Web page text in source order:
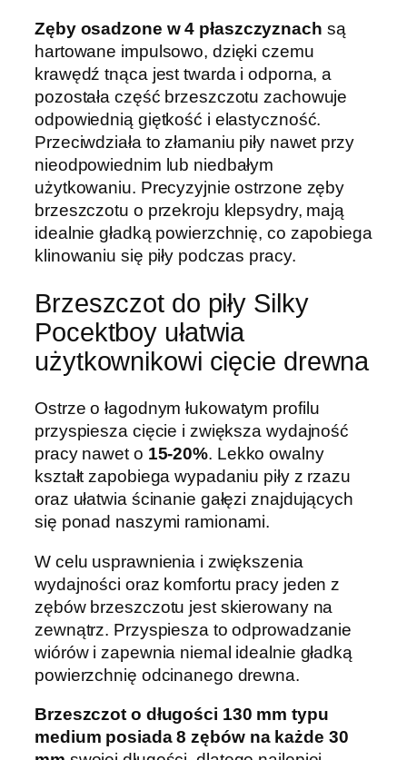
l
k
y
P
o
c
k
e
t
b
o
C
u
r
v
1
3
0
-
8
Zęby osadzone w 4 płaszczyznach są
hartowane impulsowo, dzięki czemu
krawędź tnąca jest twarda i odporna, a
pozostała część brzeszczotu zachowuje
odpowiednią giętkość i elastyczność.
Przeciwdziała to złamaniu piły nawet przy
nieodpowiednim lub niedbałym
użytkowaniu. Precyzyjnie ostrzone zęby
brzeszczotu o przekroju klepsydry, mają
idealnie gładką powierzchnię, co zapobiega
klinowaniu się piły podczas pracy.
Brzeszczot do piły Silky
Pocektboy ułatwia
użytkownikowi cięcie drewna
Ostrze o łagodnym łukowatym profilu
przyspiesza cięcie i zwiększa wydajność
pracy nawet o 15-20%. Lekko owalny
kształt zapobiega wypadaniu piły z rzazu
oraz ułatwia ścinanie gałęzi znajdujących
się ponad naszymi ramionami.
W celu usprawnienia i zwiększenia
wydajności oraz komfortu pracy jeden z
zębów brzeszczotu jest skierowany na
zewnątrz. Przyspiesza to odprowadzanie
wiórów i zapewnia niemal idealnie gładką
powierzchnię odcinanego drewna.
Brzeszczot o długości 130 mm typu
medium posiada 8 zębów na każde 30